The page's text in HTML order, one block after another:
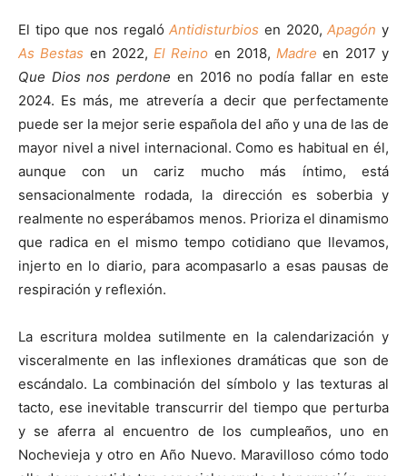
El tipo que nos regalóAntidisturbiosen 2020,Apagóny
As Bestas en 2022,El Reino en 2018,Madreen 2017 y
Que Dios nos perdone en 2016 no podía fallar en este
2024. Es más, me atrevería a decir que perfectamente
puede ser la mejor serie española del año y una de las de
mayor nivel a nivel internacional. Como es habitual en él,
aunque con un cariz mucho más íntimo, está
sensacionalmente rodada, la dirección es soberbia y
realmente no esperábamos menos. Prioriza el dinamismo
que radica en el mismo tempo cotidiano que llevamos,
injerto en lo diario, para acompasarlo a esas pausas de
respiración y reflexión.
La escritura moldea sutilmente en la calendarización y
visceralmente en las inflexiones dramáticas que son de
escándalo. La combinación del símbolo y las texturas al
tacto, ese inevitable transcurrir del tiempo que perturba
y se aferra al encuentro de los cumpleaños, uno en
Nochevieja y otro en Año Nuevo. Maravilloso cómo todo